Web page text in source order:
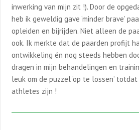
inwerking van mijn zit !). Door de
heb ik geweldig gave ‘minder brave’
opleiden en bijrijden. Niet alleen de
ook. Ik merkte dat de paarden profijt
ontwikkeling én nog steeds hebben
dragen in mijn behandelingen en
leuk om de puzzel ‘op te lossen’
athletes zijn !